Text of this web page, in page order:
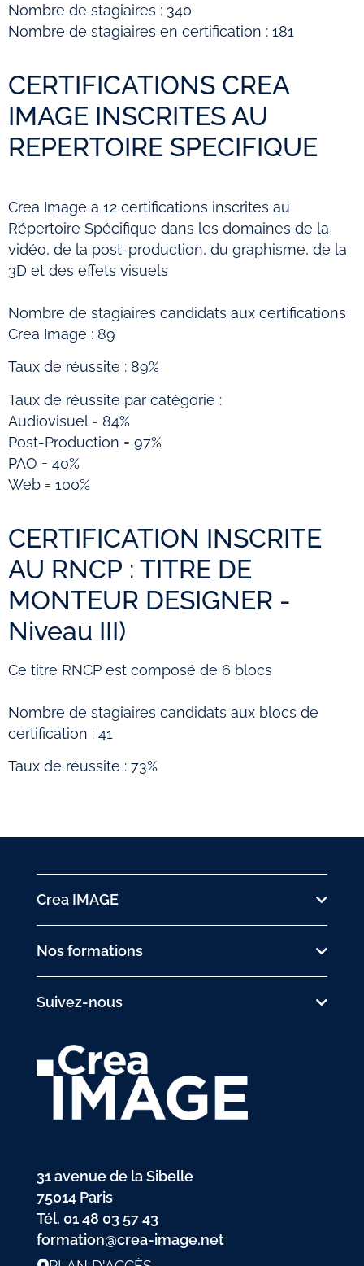
Nombre de stagiaires : 340
Nombre de stagiaires en certification : 181
CERTIFICATIONS CREA
IMAGE INSCRITES AU
REPERTOIRE SPECIFIQUE
Crea Image a 12 certifications inscrites au
Répertoire Spécifique dans les domaines de la
vidéo, de la post-production, du graphisme, de la
3D et des effets visuels
Nombre de stagiaires candidats aux certifications
Crea Image : 89
Taux de réussite : 89%
Taux de réussite par catégorie :
Audiovisuel = 84%
Post-Production = 97%
PAO = 40%
Web = 100%
CERTIFICATION INSCRITE
AU RNCP : TITRE DE
MONTEUR DESIGNER -
Niveau III)
Ce titre RNCP est composé de 6 blocs
Nombre de stagiaires candidats aux blocs de
certification : 41
Taux de réussite : 73%
Crea IMAGE
Nos formations
Suivez-nous
31 avenue de la Sibelle
75014 Paris
Tél. 01 48 03 57 43
formation@crea-image.net